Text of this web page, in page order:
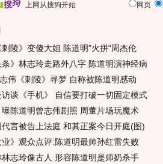
上网从搜狗开始 网页
陵》变傻大姐 陈道明"火拼"周杰伦
条》林志玲走路外八字 陈道明演神经病
伟《刺陵》寻梦 自称被陈道明感动
访谈《手机》 自信要打破一切固定模式
曝陈道明曾志伟剧照 周董片场玩魔术
代言被告上法庭 和其正案今日开庭(图)
业》观众点评:陈道明最帅孙红雷失败
林志玲像古人 形容陈道明是师奶杀手